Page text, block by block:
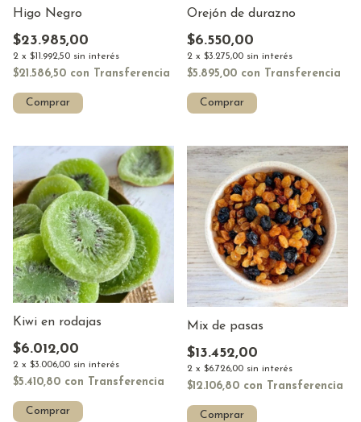
Higo Negro
$23.985,00
2 x $11.992,50 sin interés
$21.586,50 con Transferencia
Comprar
Orejón de durazno
$6.550,00
2 x $3.275,00 sin interés
$5.895,00 con Transferencia
Comprar
Kiwi en rodajas
$6.012,00
2 x $3.006,00 sin interés
$5.410,80 con Transferencia
Comprar
Mix de pasas
$13.452,00
2 x $6.726,00 sin interés
$12.106,80 con Transferencia
Comprar